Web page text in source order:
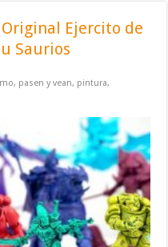
Original Ejercito de
Saurios
, pasen y vean, pintura,